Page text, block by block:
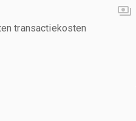
transactiekosten